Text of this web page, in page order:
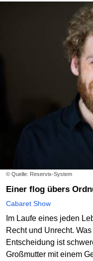
© Quelle: Reservix-System
Einer flog übers
Cabaret Show
Im Laufe eines jeden
Recht und Unrecht.
Entscheidung ist
Großmutter mit einem